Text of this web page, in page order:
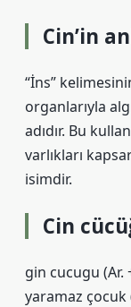
Cin’in
“İns”
organlarıyla
adıdır. Bu
varlıkları
isimdir.
Cin
gin cucugu (Ar.
yaramaz çocuk